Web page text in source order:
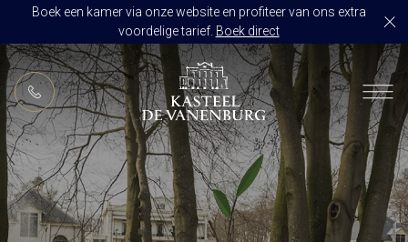
Boek een kamer via onze website en profiteer van ons extra
voordelige tarief. Boek direct
NL
RESTAURANT DE VANENBURG
BRASSERIE DE HOEVE
CULINAIR GENIETEN ARRANGEMENT
KAMERS
ARRANGEMENTEN
ALLES OP ÉÉN LOCATIE